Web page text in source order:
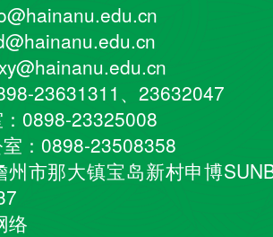
23631311、23632047
0898-23325008
：0898-23508358
州市那大镇宝岛新村申博
络